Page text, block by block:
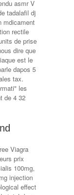
asmr V
tadalafil dj
mdicament
rectile
de prise
dire que
est le
dapos 5
tax.
les
de 4 32
Viagra
prix
100mg,
injection
effect